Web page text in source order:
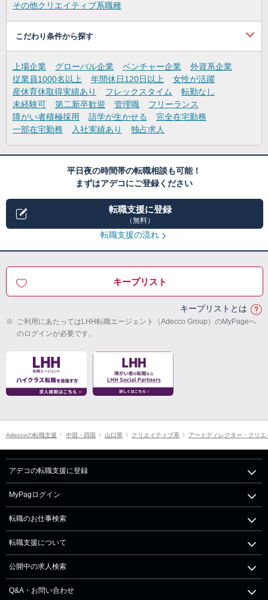
その他クリエイティブ系職種
こだわり条件から探す
上場企業 グローバル企業 ベンチャー企業
外資系企業
従業員1000名以上
年間休日120日以上
女性が活躍
産休育休取得実績あり
フレックスタイム
転勤なし
未経験可
第二新卒歓迎 管理職
フリーランス
障がい者積極採用
語学が生かせる
完全在宅勤務
一部在宅勤務
入社実績あり 独占求人
平日夜の時間帯の転職相談も可能！
まずはアデコにご登録ください
転職支援に登録
（無料）
転職支援の流れ
キープリスト
キープリストとは
※ ご利用にあたってはLHH転職エージェント（Adecco Group）のMyPageへ
のログインが必要です。
Adeccoの転職支援 中国・四国 山口県 クリエイティブ系 アートディレクター・クリ
アデコの転職支援に登録
MyPagログイン
転職のお仕事検索
転職支援について
公開中の求人検索
Q&A・お問い合わせ